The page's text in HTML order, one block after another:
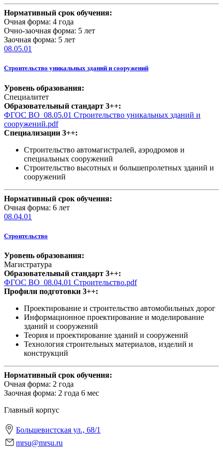
Нормативный срок обучения:
Очная форма: 4 года
Очно-заочная форма: 5 лет
Заочная форма: 5 лет
08.05.01
Строительство уникальных зданий и сооружений
Уровень образования:
Специалитет
Образовательный стандарт 3++:
ФГОС ВО_08.05.01 Строительство уникальных зданий и
сооружений.pdf
Специализации 3++:
Строительство автомагистралей, аэродромов и
специальных сооружений
Строительство высотных и большепролетных зданий и
сооружений
Нормативный срок обучения:
Очная форма: 6 лет
08.04.01
Строительство
Уровень образования:
Магистратура
Образовательный стандарт 3++:
ФГОС ВО_08.04.01 Строительство.pdf
Профили подготовки 3++:
Проектирование и строительство автомобильных дорог
Информационное проектирование и моделирование
зданий и сооружений
Теория и проектирование зданий и сооружений
Технология строительных материалов, изделий и
конструкций
Нормативный срок обучения:
Очная форма: 2 года
Заочная форма: 2 года 6 мес
Главный корпус
Большевистская ул., 68/1
mrsu@mrsu.ru